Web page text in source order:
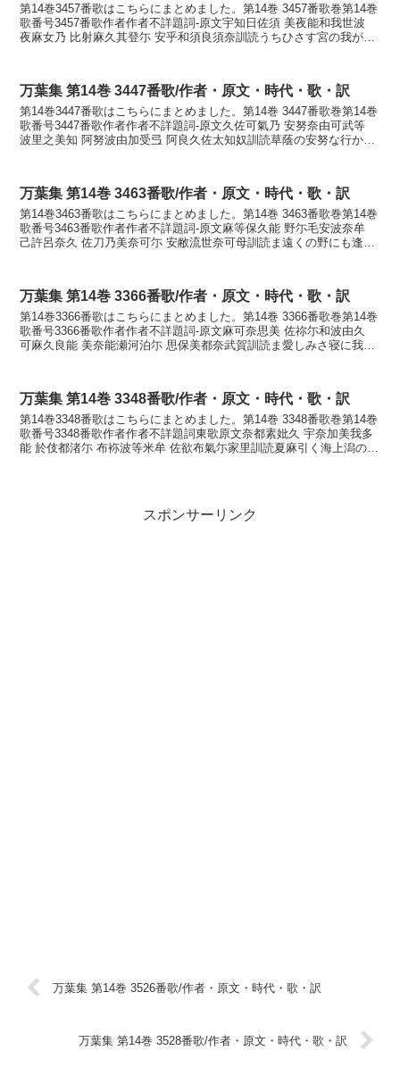
第14巻3457番歌はこちらにまとめました。第14巻 3457番歌巻第14巻
歌番号3457番歌作者作者不詳題詞-原文宇知日佐須 美夜能和我世波
夜麻女乃 比射麻久其登尓 安乎和須良須奈訓読うちひさす宮の我が背
万葉集 第14巻 3447番歌/作者・原文・時代・歌・訳
第14巻3447番歌はこちらにまとめました。第14巻 3447番歌巻第14巻
歌番号3447番歌作者作者不詳題詞-原文久佐可氣乃 安努奈由可武等
波里之美知 阿努波由加受弖 阿良久佐太知奴訓読草蔭の安努な行かむ
万葉集 第14巻 3463番歌/作者・原文・時代・歌・訳
第14巻3463番歌はこちらにまとめました。第14巻 3463番歌巻第14巻
歌番号3463番歌作者作者不詳題詞-原文麻等保久能 野尓毛安波奈牟
己許呂奈久 佐刀乃美奈可尓 安敝流世奈可母訓読ま遠くの野にも逢は
万葉集 第14巻 3366番歌/作者・原文・時代・歌・訳
第14巻3366番歌はこちらにまとめました。第14巻 3366番歌巻第14巻
歌番号3366番歌作者作者不詳題詞-原文麻可奈思美 佐祢尓和波由久
可麻久良能 美奈能瀬河泊尓 思保美都奈武賀訓読ま愛しみさ寝に我は
万葉集 第14巻 3348番歌/作者・原文・時代・歌・訳
第14巻3348番歌はこちらにまとめました。第14巻 3348番歌巻第14巻
歌番号3348番歌作者作者不詳題詞東歌原文奈都素妣久 宇奈加美我多
能 於伎都渚尓 布袮波等米牟 佐欲布氣尓家里訓読夏麻引く海上潟の沖
スポンサーリンク
万葉集 第14巻 3526番歌/作者・原文・時代・歌・訳
万葉集 第14巻 3528番歌/作者・原文・時代・歌・訳